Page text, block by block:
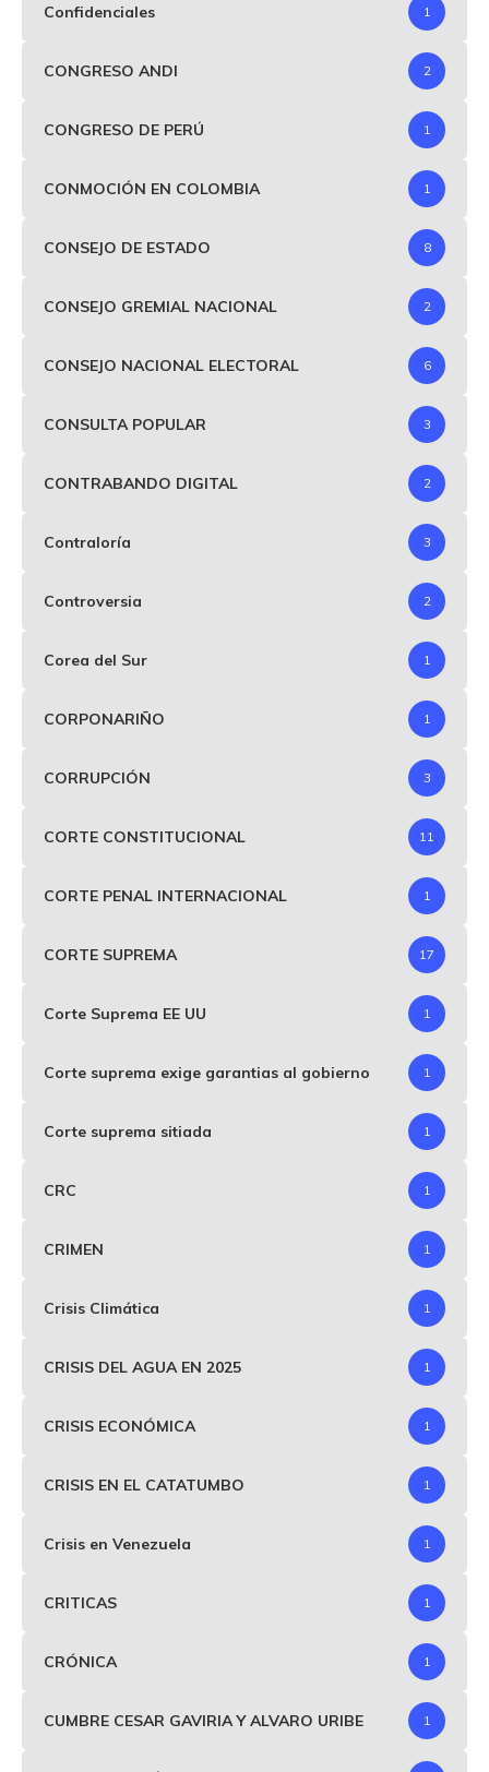
Confidenciales 1
CONGRESO ANDI 2
CONGRESO DE PERÚ 1
CONMOCIÓN EN COLOMBIA 1
CONSEJO DE ESTADO 8
CONSEJO GREMIAL NACIONAL 2
CONSEJO NACIONAL ELECTORAL 6
CONSULTA POPULAR 3
CONTRABANDO DIGITAL 2
Contraloría 3
Controversia 2
Corea del Sur 1
CORPONARIÑO 1
CORRUPCIÓN 3
CORTE CONSTITUCIONAL 11
CORTE PENAL INTERNACIONAL 1
CORTE SUPREMA 17
Corte Suprema EE UU 1
Corte suprema exige garantias al gobierno 1
Corte suprema sitiada 1
CRC 1
CRIMEN 1
Crisis Climática 1
CRISIS DEL AGUA EN 2025 1
CRISIS ECONÓMICA 1
CRISIS EN EL CATATUMBO 1
Crisis en Venezuela 1
CRITICAS 1
CRÓNICA 1
CUMBRE CESAR GAVIRIA Y ALVARO URIBE 1